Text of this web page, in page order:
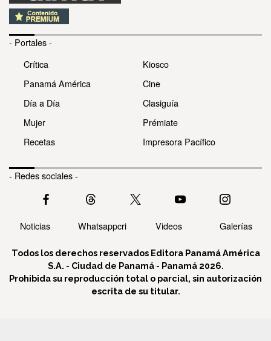
- Portales -
Crítica
Panamá América
Día a Día
Mujer
Recetas
Kiosco
Cine
Clasiguía
Prémiate
Impresora Pacífico
- Redes sociales -
Noticias Whatsappcri Videos Galerías
Todos los derechos reservados Editora Panamá América
S.A. - Ciudad de Panamá - Panamá 2026.
Prohibida su reproducción total o parcial, sin autorización
escrita de su titular.